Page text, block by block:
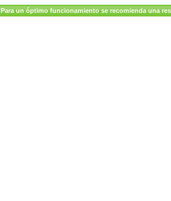
Para un óptimo funcionamiento se recomienda una